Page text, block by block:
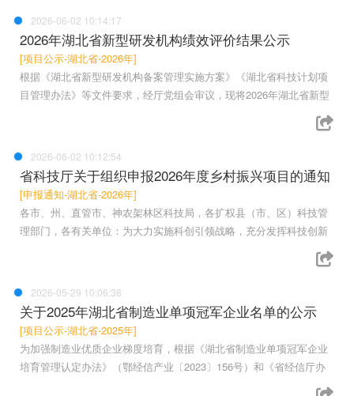
2026-06-02 10:14:17
2026年湖北省新型研发机构绩效评价结果公示
[项目公示-湖北省-2026年]
根据《湖北省新型研发机构备案管理实施方案》《湖北省科技计划项
目管理办法》等文件要求，经厅党组会审议，现将2026年湖北省新型
2026-06-02 10:12:54
省科技厅关于组织申报2026年度乡村振兴项目的通知
[申报通知-湖北省-2026年]
各市、州、直管市、神农架林区科技局，各扩权县（市、区）科技管
理部门，各有关单位：为大力实施科创引领战略，充分发挥科技创新
2026-05-29 10:06:38
关于2025年湖北省制造业单项冠军企业名单的公示
[项目公示-湖北省-2025年]
为加强制造业优质企业梯度培育，根据《湖北省制造业单项冠军企业
培育管理认定办法》（鄂经信产业〔2023〕156号）和《省经信厅办